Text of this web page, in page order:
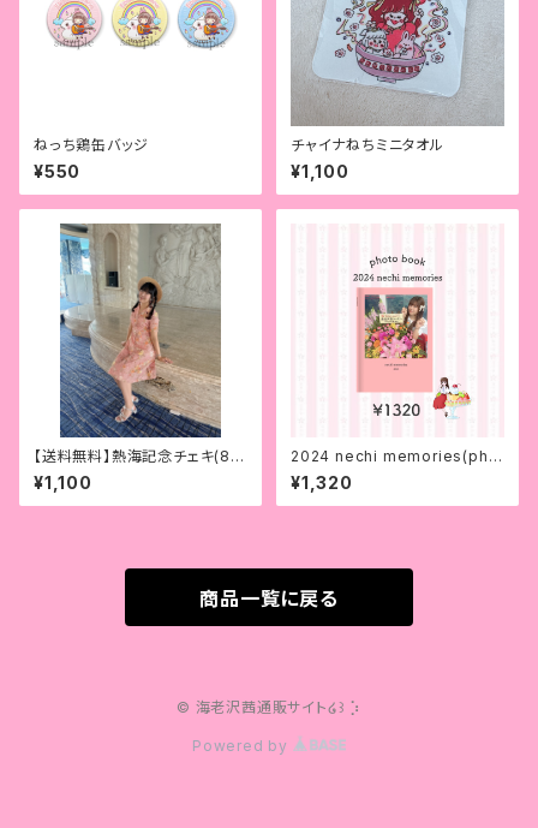
ねっち鶏缶バッジ
¥550
チャイナねちミニタオル
¥1,100
【送料無料】熱海記念チェキ(8/1
5まで)
¥1,100
2024 nechi memories(pho
to book)【送料無料】
¥1,320
商品一覧に戻る
© 海老沢茜通販サイト໒꒱ ⡱
Powered by